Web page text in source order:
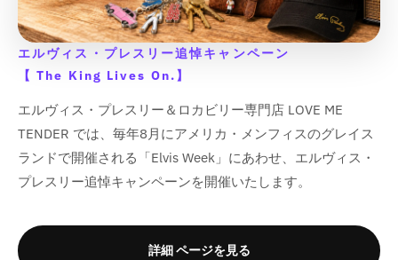
エルヴィス・プレスリー追悼キャンペーン
【 The King Lives On.】
エルヴィス・プレスリー＆ロカビリー専門店 LOVE ME
TENDER では、毎年8月にアメリカ・メンフィスのグレイス
ランドで開催される「Elvis Week」にあわせ、エルヴィス・
プレスリー追悼キャンペーンを開催いたします。
詳細 ページを見る